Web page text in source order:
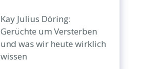
Kay Julius Döring:
Gerüchte um Versterben
und was wir heute wirklich
wissen